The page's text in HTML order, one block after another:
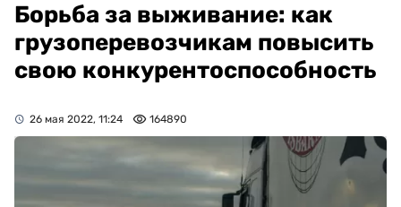
Борьба за выживание: как
грузоперевозчикам повысить
свою конкурентоспособность
26 мая 2022, 11:24 164890